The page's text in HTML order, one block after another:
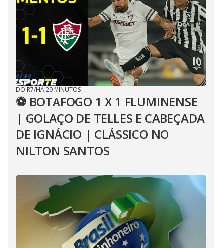
DO R7/HÁ 29 MINUTOS
⚽ BOTAFOGO 1 X 1 FLUMINENSE
| GOLAÇO DE TELLES E CABEÇADA
DE IGNÁCIO | CLÁSSICO NO
NILTON SANTOS